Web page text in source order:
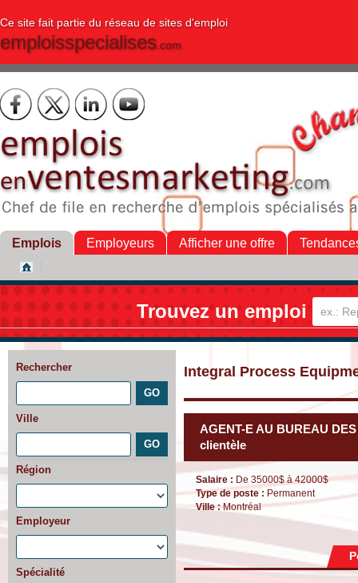
Ce site fait partie du réseau de sites d'emploi
emploisspecialises.com
Emplois Employeurs Afficher une offre
Trouvez un emploi
Rechercher
Ville
Région
Employeur
Spécialité
Integral Process
AGENT-E AU BUREAU
clientèle
Salaire : De 35000$ à 42000$
Type de poste : Permanent
Ville :Montréal